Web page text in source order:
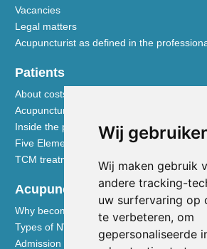
Wij
Wij maken gebruik
andere tracking-
uw surfervaring op
te verbeteren, om
gepersonaliseerde
Vacancies
Legal matters
Acupuncturist as defined in the
Patients
About costs and reimbursements
Acupuncture explained
Inside the practice
Five Element nutrition
TCM treatment disciplines
Acupuncturists
Why become a member of the NVA
Types of NVA membership
Admission requirements